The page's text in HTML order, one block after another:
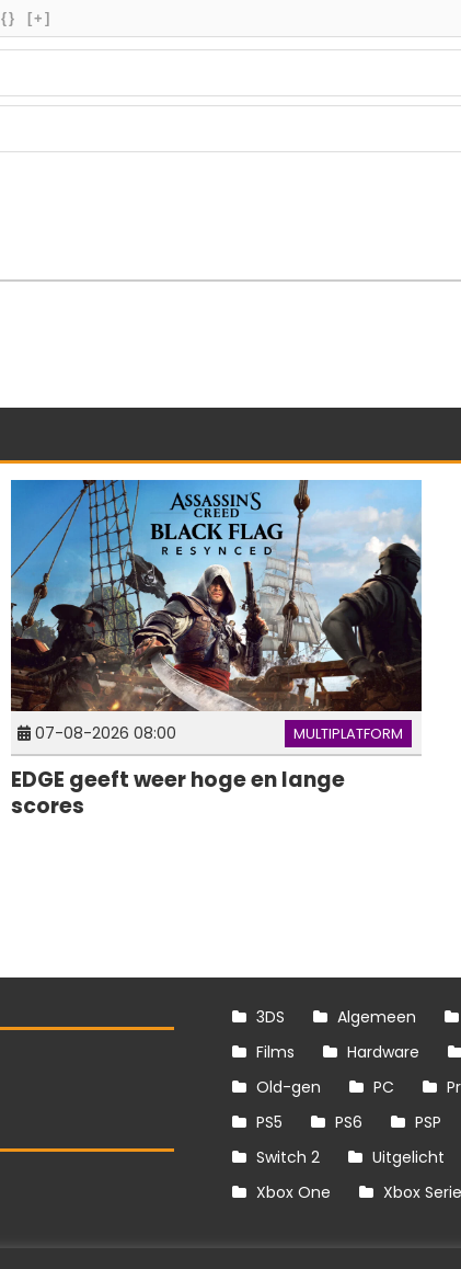
{} [+]
07-08-2026 08:00 MULTIPLATFORM
EDGE geeft weer hoge en lange
scores
3DS Algemeen
Films
Hardware
Old-gen
PC
PS5
PS6 PSP
Switch 2
Uitgelicht
Xbox One
Xbox